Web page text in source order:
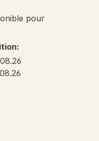
pour